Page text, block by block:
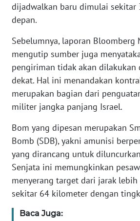
dijadwalkan baru dimulai sekitar
depan.
Sebelumnya, laporan Bloomberg
mengutip sumber juga
pengiriman tidak akan dilakukan
dekat. Hal ini menandakan
merupakan bagian dari
militer jangka panjang Israel.
Bom yang dipesan merupakan
Bomb (SDB), yakni amunisi
yang dirancang untuk
Senjata ini memungkinkan
menyerang target dari jarak
sekitar 64 kilometer dengan
Baca Juga:
KARIR
DISCLAIMER
News
Regional
WN
WN
JAKARTA
WN
JABAR
WN